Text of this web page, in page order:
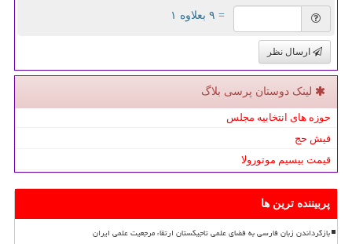
= ۹ بعلاوه ۱
ارسال نظر
لینک دوستان پرسی بلاگ
حوزه های انتخابیه مجلس
فیش حج
قیمت بیسیم موتورولا
پربیننده ترین ها
بازگرداندن زبان فارسی به فضای علمی تاجیکستان ارتقاء مرجعیت علمی ایران